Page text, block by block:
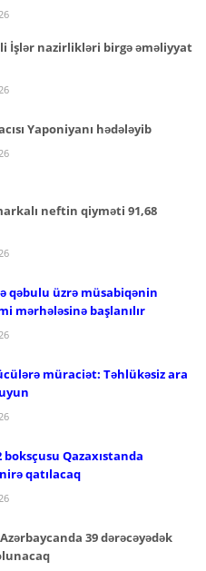
İşlər nazirlikləri birgə əməliyyat
Yaponiyanı hədələyib
neftin qiyməti 91,68
qəbulu üzrə müsabiqənin
mərhələsinə başlanılır
müraciət: Təhlükəsiz ara
boksçusu Qazaxıstanda
qatılacaq
39 dərəcəyədək